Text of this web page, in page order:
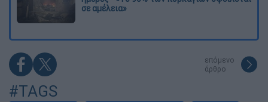
σε αμέλεια»
επόμενο
άρθρο
#TAGS